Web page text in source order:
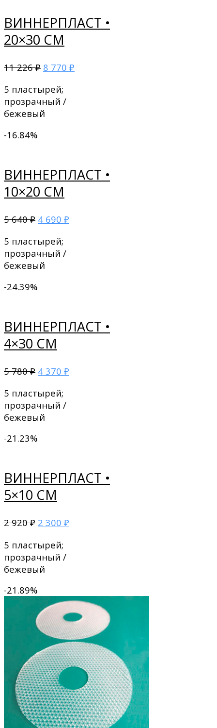
ВИННЕРПЛАСТ •
20×30 СМ
11 226₽ 8 770 ₽
5 пластырей;
прозрачный /
бежевый
-16.84%
ВИННЕРПЛАСТ •
10×20 СМ
5 640₽ 4 690 ₽
5 пластырей;
прозрачный /
бежевый
-24.39%
ВИННЕРПЛАСТ •
4×30 СМ
5 780₽ 4 370 ₽
5 пластырей;
прозрачный /
бежевый
-21.23%
ВИННЕРПЛАСТ •
5×10 СМ
2 920₽ 2 300 ₽
5 пластырей;
прозрачный /
бежевый
-21.89%